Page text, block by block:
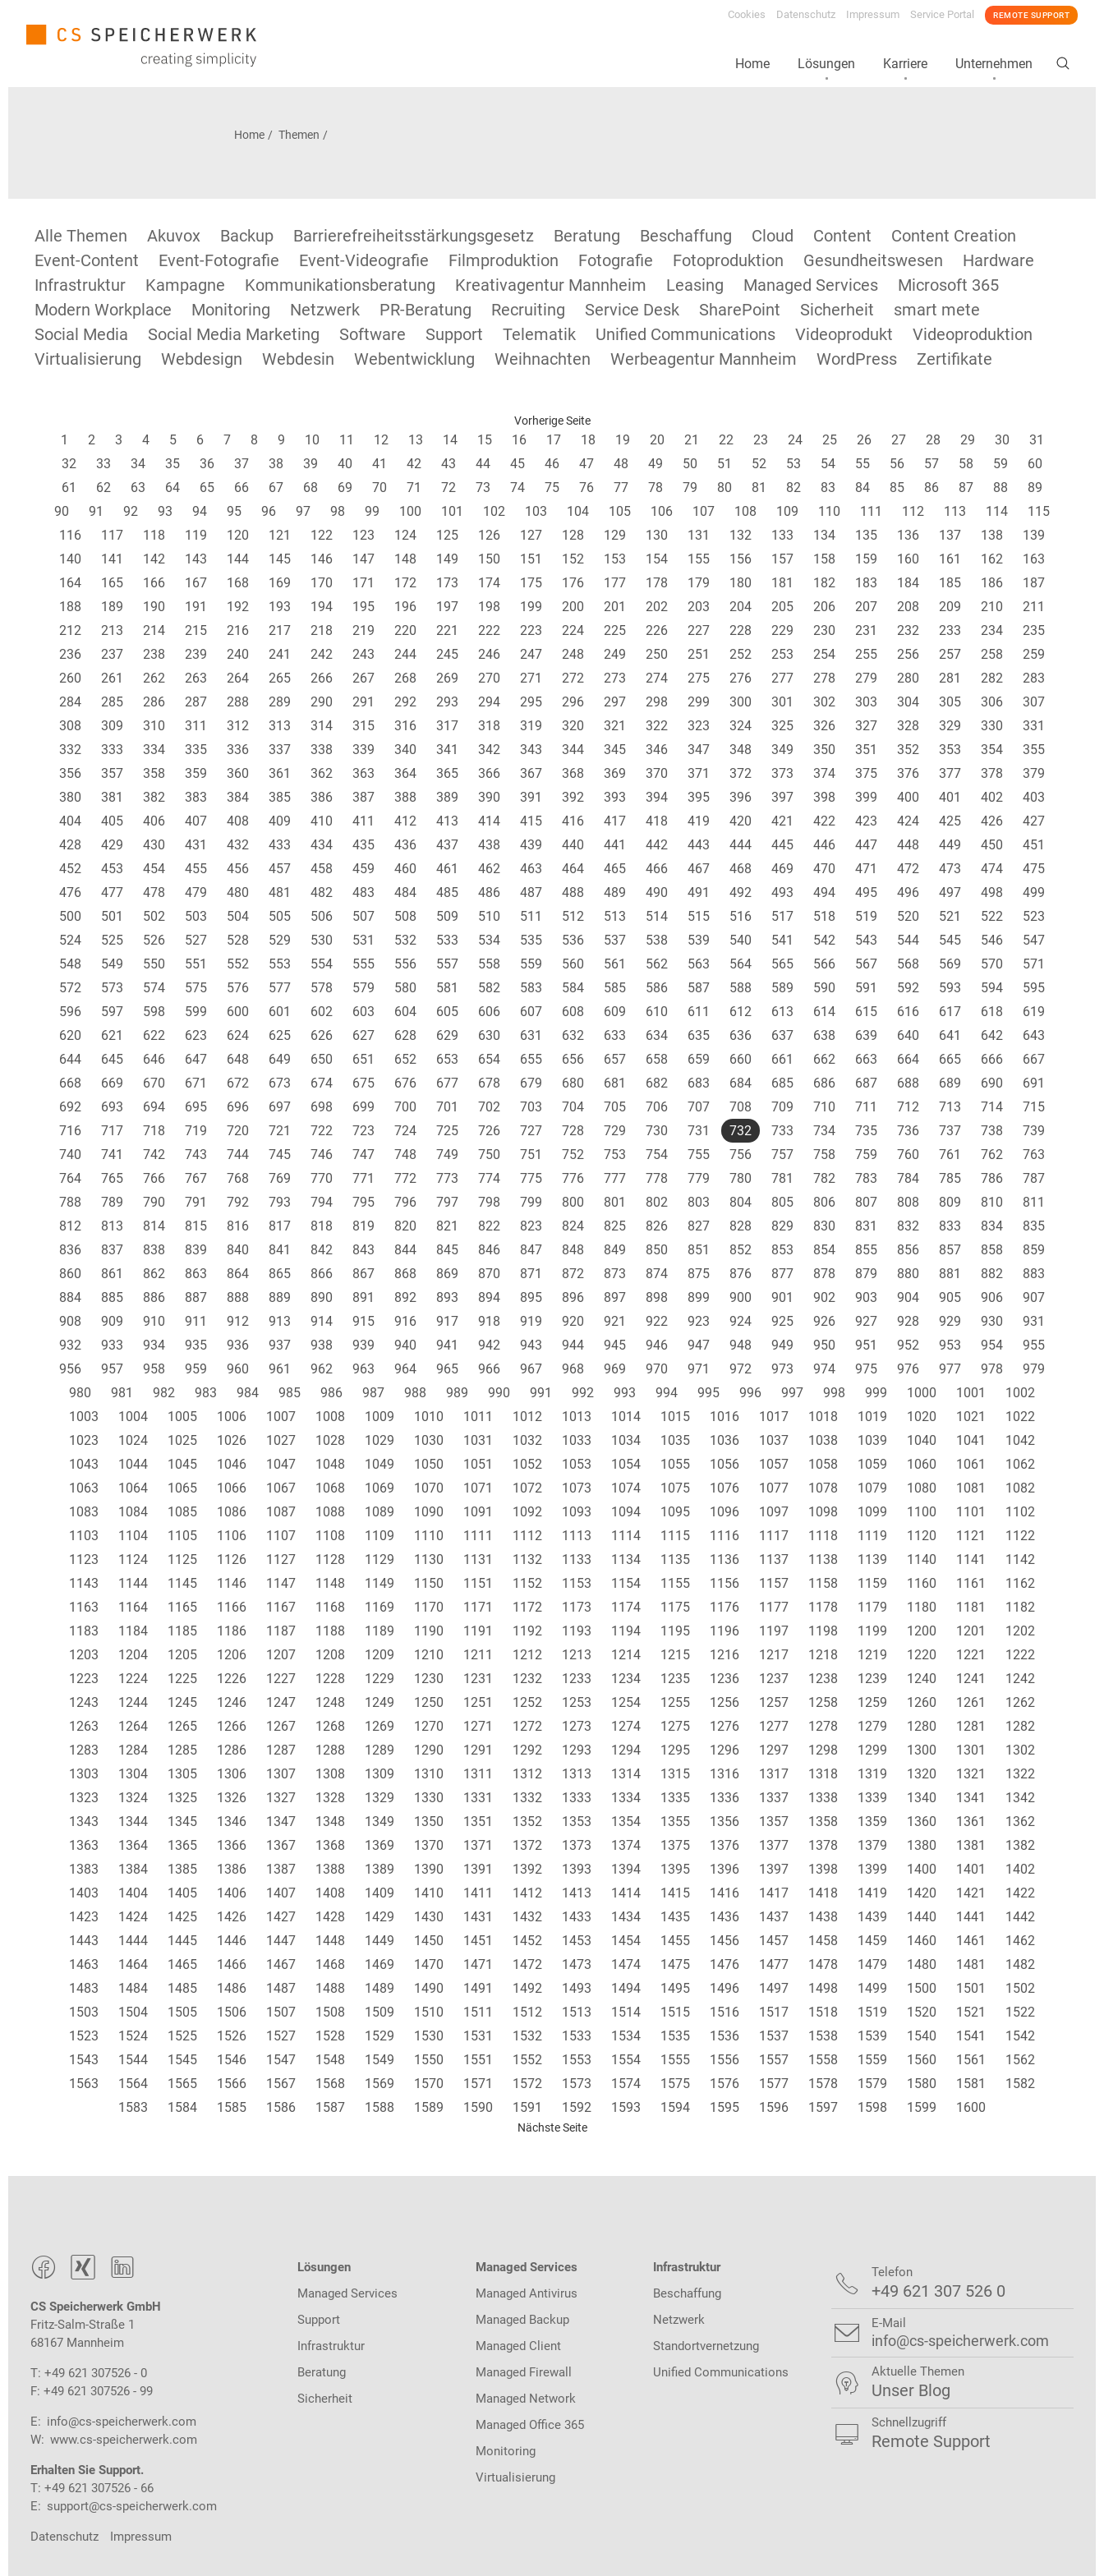
Cookies Datenschutz Impressum Service Portal REMOTE SUPPORT
Home Lösungen Karriere Unternehmen
Home Themen
Alle Themen Akuvox Backup Barrierefreiheitsstärkungsgesetz Beratung Beschaffung Cloud Content
Content Creation
Event-Content
Event-Fotografie Event-Videografie Filmproduktion Fotografie Fotoproduktion Gesundheitswesen
Hardware
Infrastruktur
Kampagne Kommunikationsberatung Kreativagentur Mannheim Leasing Managed Services
Microsoft 365
Modern Workplace
Monitoring Netzwerk PR-Beratung Recruiting Service Desk SharePoint Sicherheit
smart mete
Social Media
Social Media Marketing Software Support Telematik Unified Communications Videoprodukt
Videoproduktion
Virtualisierung
Webdesign Webdesin Webentwicklung Weihnachten Werbeagentur Mannheim WordPress Zertifikate
Vorherige Seite
1 2 3 4 5 6 7 8 9 10 11 12 13 14 15 16 17 18 19 20 21 22 23 24 25 26 27 28 29 30
31
32
33 34 35 36 37 38 39 40 41 42 43 44 45 46 47 48 49 50 51 52 53 54 55 56 57 58 59
60
61
62 63 64 65 66 67 68 69 70 71 72 73 74 75 76 77 78 79 80 81 82 83 84 85 86 87 88
89
90
91 92 93 94 95 96 97 98 99 100 101 102 103 104 105 106 107 108 109 110 111 112 113 114
115
116
117 118 119 120 121 122 123 124 125 126 127 128 129 130 131 132 133 134 135 136 137 138
139
140
141 142 143 144 145 146 147 148 149 150 151 152 153 154 155 156 157 158 159 160 161 162
163
164
165 166 167 168 169 170 171 172 173 174 175 176 177 178 179 180 181 182 183 184 185 186
187
188
189 190 191 192 193 194 195 196 197 198 199 200 201 202 203 204 205 206 207 208 209 210
211
212
213 214 215 216 217 218 219 220 221 222 223 224 225 226 227 228 229 230 231 232 233 234
235
236
237 238 239 240 241 242 243 244 245 246 247 248 249 250 251 252 253 254 255 256 257 258
259
260
261 262 263 264 265 266 267 268 269 270 271 272 273 274 275 276 277 278 279 280 281 282
283
284
285 286 287 288 289 290 291 292 293 294 295 296 297 298 299 300 301 302 303 304 305 306
307
308
309 310 311 312 313 314 315 316 317 318 319 320 321 322 323 324 325 326 327 328 329 330
331
332
333 334 335 336 337 338 339 340 341 342 343 344 345 346 347 348 349 350 351 352 353 354
355
356
357 358 359 360 361 362 363 364 365 366 367 368 369 370 371 372 373 374 375 376 377 378
379
380
381 382 383 384 385 386 387 388 389 390 391 392 393 394 395 396 397 398 399 400 401 402
403
404
405 406 407 408 409 410 411 412 413 414 415 416 417 418 419 420 421 422 423 424 425 426
427
428
429 430 431 432 433 434 435 436 437 438 439 440 441 442 443 444 445 446 447 448 449 450
451
452
453 454 455 456 457 458 459 460 461 462 463 464 465 466 467 468 469 470 471 472 473 474
475
476
477 478 479 480 481 482 483 484 485 486 487 488 489 490 491 492 493 494 495 496 497 498
499
500
501 502 503 504 505 506 507 508 509 510 511 512 513 514 515 516 517 518 519 520 521 522
523
524
525 526 527 528 529 530 531 532 533 534 535 536 537 538 539 540 541 542 543 544 545 546
547
548
549 550 551 552 553 554 555 556 557 558 559 560 561 562 563 564 565 566 567 568 569 570
571
572
573 574 575 576 577 578 579 580 581 582 583 584 585 586 587 588 589 590 591 592 593 594
595
596
597 598 599 600 601 602 603 604 605 606 607 608 609 610 611 612 613 614 615 616 617 618
619
620
621 622 623 624 625 626 627 628 629 630 631 632 633 634 635 636 637 638 639 640 641 642
643
644
645 646 647 648 649 650 651 652 653 654 655 656 657 658 659 660 661 662 663 664 665 666
667
668
669 670 671 672 673 674 675 676 677 678 679 680 681 682 683 684 685 686 687 688 689 690
691
692
693 694 695 696 697 698 699 700 701 702 703 704 705 706 707 708 709 710 711 712 713 714
715
716
717 718 719 720 721 722 723 724 725 726 727 728 729 730 731 732 733 734 735 736 737 738
739
740
741 742 743 744 745 746 747 748 749 750 751 752 753 754 755 756 757 758 759 760 761 762
763
764
765 766 767 768 769 770 771 772 773 774 775 776 777 778 779 780 781 782 783 784 785 786
787
788
789 790 791 792 793 794 795 796 797 798 799 800 801 802 803 804 805 806 807 808 809 810
811
812
813 814 815 816 817 818 819 820 821 822 823 824 825 826 827 828 829 830 831 832 833 834
835
836
837 838 839 840 841 842 843 844 845 846 847 848 849 850 851 852 853 854 855 856 857 858
859
860
861 862 863 864 865 866 867 868 869 870 871 872 873 874 875 876 877 878 879 880 881 882
883
884
885 886 887 888 889 890 891 892 893 894 895 896 897 898 899 900 901 902 903 904 905 906
907
908
909 910 911 912 913 914 915 916 917 918 919 920 921 922 923 924 925 926 927 928 929 930
931
932
933 934 935 936 937 938 939 940 941 942 943 944 945 946 947 948 949 950 951 952 953 954
955
956
957 958 959 960 961 962 963 964 965 966 967 968 969 970 971 972 973 974 975 976 977 978
979
980
981 982 983 984 985 986 987 988 989 990 991 992 993 994 995 996 997 998 999 1000 1001
1002
1003
1004 1005 1006 1007 1008 1009 1010 1011 1012 1013 1014 1015 1016 1017 1018 1019 1020 1021
1022
1023
1024 1025 1026 1027 1028 1029 1030 1031 1032 1033 1034 1035 1036 1037 1038 1039 1040 1041
1042
1043
1044 1045 1046 1047 1048 1049 1050 1051 1052 1053 1054 1055 1056 1057 1058 1059 1060 1061
1062
1063
1064 1065 1066 1067 1068 1069 1070 1071 1072 1073 1074 1075 1076 1077 1078 1079 1080 1081
1082
1083
1084 1085 1086 1087 1088 1089 1090 1091 1092 1093 1094 1095 1096 1097 1098 1099 1100 1101
1102
1103
1104 1105 1106 1107 1108 1109 1110 1111 1112 1113 1114 1115 1116 1117 1118 1119 1120 1121
1122
1123
1124 1125 1126 1127 1128 1129 1130 1131 1132 1133 1134 1135 1136 1137 1138 1139 1140 1141
1142
1143
1144 1145 1146 1147 1148 1149 1150 1151 1152 1153 1154 1155 1156 1157 1158 1159 1160 1161
1162
1163
1164 1165 1166 1167 1168 1169 1170 1171 1172 1173 1174 1175 1176 1177 1178 1179 1180 1181
1182
1183
1184 1185 1186 1187 1188 1189 1190 1191 1192 1193 1194 1195 1196 1197 1198 1199 1200 1201
1202
1203
1204 1205 1206 1207 1208 1209 1210 1211 1212 1213 1214 1215 1216 1217 1218 1219 1220 1221
1222
1223
1224 1225 1226 1227 1228 1229 1230 1231 1232 1233 1234 1235 1236 1237 1238 1239 1240 1241
1242
1243
1244 1245 1246 1247 1248 1249 1250 1251 1252 1253 1254 1255 1256 1257 1258 1259 1260 1261
1262
1263
1264 1265 1266 1267 1268 1269 1270 1271 1272 1273 1274 1275 1276 1277 1278 1279 1280 1281
1282
1283
1284 1285 1286 1287 1288 1289 1290 1291 1292 1293 1294 1295 1296 1297 1298 1299 1300 1301
1302
1303
1304 1305 1306 1307 1308 1309 1310 1311 1312 1313 1314 1315 1316 1317 1318 1319 1320 1321
1322
1323
1324 1325 1326 1327 1328 1329 1330 1331 1332 1333 1334 1335 1336 1337 1338 1339 1340 1341
1342
1343
1344 1345 1346 1347 1348 1349 1350 1351 1352 1353 1354 1355 1356 1357 1358 1359 1360 1361
1362
1363
1364 1365 1366 1367 1368 1369 1370 1371 1372 1373 1374 1375 1376 1377 1378 1379 1380 1381
1382
1383
1384 1385 1386 1387 1388 1389 1390 1391 1392 1393 1394 1395 1396 1397 1398 1399 1400 1401
1402
1403
1404 1405 1406 1407 1408 1409 1410 1411 1412 1413 1414 1415 1416 1417 1418 1419 1420 1421
1422
1423
1424 1425 1426 1427 1428 1429 1430 1431 1432 1433 1434 1435 1436 1437 1438 1439 1440 1441
1442
1443
1444 1445 1446 1447 1448 1449 1450 1451 1452 1453 1454 1455 1456 1457 1458 1459 1460 1461
1462
1463
1464 1465 1466 1467 1468 1469 1470 1471 1472 1473 1474 1475 1476 1477 1478 1479 1480 1481
1482
1483
1484 1485 1486 1487 1488 1489 1490 1491 1492 1493 1494 1495 1496 1497 1498 1499 1500 1501
1502
1503
1504 1505 1506 1507 1508 1509 1510 1511 1512 1513 1514 1515 1516 1517 1518 1519 1520 1521
1522
1523
1524 1525 1526 1527 1528 1529 1530 1531 1532 1533 1534 1535 1536 1537 1538 1539 1540 1541
1542
1543
1544 1545 1546 1547 1548 1549 1550 1551 1552 1553 1554 1555 1556 1557 1558 1559 1560 1561
1562
1563
1564 1565 1566 1567 1568 1569 1570 1571 1572 1573 1574 1575 1576 1577 1578 1579 1580 1581
1582
1583
1584 1585 1586 1587 1588 1589 1590 1591 1592 1593 1594 1595 1596 1597 1598 1599 1600
Nächste Seite
  
CS Speicherwerk GmbH
Fritz-Salm-Straße 1
68167 Mannheim
T: +49 621 307526 - 0
F: +49 621 307526 - 99
E: info@cs-speicherwerk.com
W: www.cs-speicherwerk.com
Erhalten Sie Support.
T: +49 621 307526 - 66
E: support@cs-speicherwerk.com
Datenschutz Impressum
Lösungen
Managed Services
Support
Infrastruktur
Beratung
Sicherheit
Managed Services
Managed Antivirus
Managed Backup
Managed Client
Managed Firewall
Managed Network
Managed Office 365
Monitoring
Virtualisierung
Infrastruktur
Beschaffung
Netzwerk
Standortvernetzung
Unified Communications
 Telefon
+49 621 307 526 0
 E-Mail
info@cs-speicherwerk.com
 Aktuelle Themen
Unser Blog
 Schnellzugriff
Remote Support